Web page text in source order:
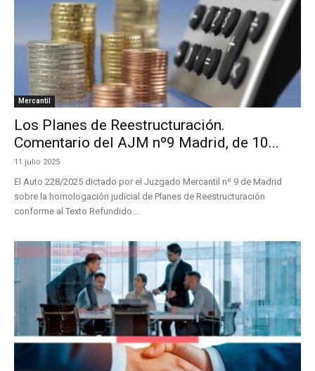
Mercantil
Los Planes de Reestructuración.
Comentario del AJM nº9 Madrid, de 10...
11 julio 2025
El Auto 228/2025 dictado por el Juzgado Mercantil nº 9 de Madrid
sobre la homologación judicial de Planes de Reestructuración
conforme al Texto Refundido...